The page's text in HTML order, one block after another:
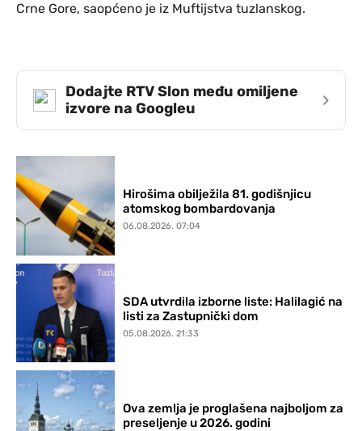
Crne Gore, saopćeno je iz Muftijstva tuzlanskog.
Dodajte RTV Slon među omiljene
izvore na Googleu
›
Hirošima obilježila 81. godišnjicu
atomskog bombardovanja
06.08.2026. 07:04
SDA utvrdila izborne liste: Halilagić na
listi za Zastupnički dom
05.08.2026. 21:33
Ova zemlja je proglašena najboljom za
preseljenje u 2026. godini